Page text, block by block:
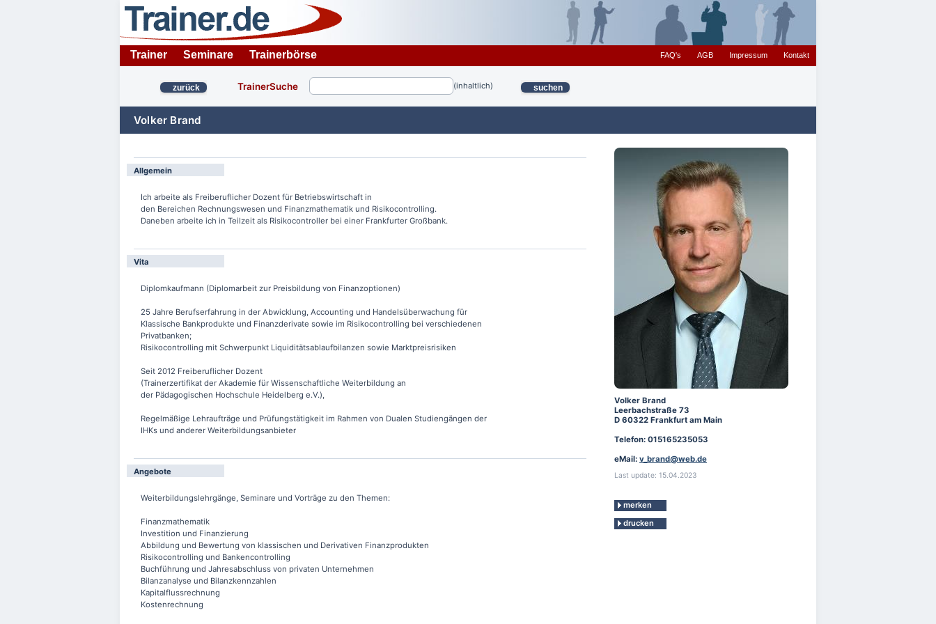
Trainer Seminare Trainerbörse FAQ's AGB Impressum Kontakt
zurück TrainerSuche (inhaltlich) suchen
Volker Brand
Allgemein
Ich arbeite als Freiberuflicher Dozent für Betriebswirtschaft in
den Bereichen Rechnungswesen und Finanzmathematik und Risikocontrolling.
Daneben arbeite ich in Teilzeit als Risikocontroller bei einer Frankfurter Großbank.
Vita
Diplomkaufmann (Diplomarbeit zur Preisbildung von Finanzoptionen)
25 Jahre Berufserfahrung in der Abwicklung, Accounting und Handelsüberwachung für
Klassische Bankprodukte und Finanzderivate sowie im Risikocontrolling bei verschiedenen
Privatbanken;
Risikocontrolling mit Schwerpunkt Liquiditätsablaufbilanzen sowie Marktpreisrisiken
Seit 2012 Freiberuflicher Dozent
(Trainerzertifikat der Akademie für Wissenschaftliche Weiterbildung an
der Pädagogischen Hochschule Heidelberg e.V.),
Regelmäßige Lehraufträge und Prüfungstätigkeit im Rahmen von Dualen Studiengängen der
IHKs und anderer Weiterbildungsanbieter
Angebote
Weiterbildungslehrgänge, Seminare und Vorträge zu den Themen:
Finanzmathematik
Investition und Finanzierung
Abbildung und Bewertung von klassischen und Derivativen Finanzprodukten
Risikocontrolling und Bankencontrolling
Buchführung und Jahresabschluss von privaten Unternehmen
Bilanzanalyse und Bilanzkennzahlen
Kapitalflussrechnung
Kostenrechnung
Volker Brand
Leerbachstraße 73
D 60322 Frankfurt am Main
Telefon: 015165235053
eMail: v_brand@web.de
Last update: 15.04.2023
merken
drucken